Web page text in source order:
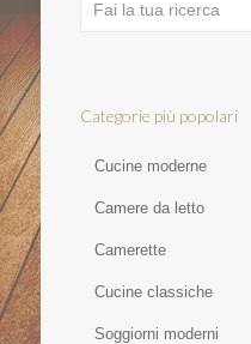
Categorie più popolari
Cucine moderne
Camere da letto
Camerette
Cucine classiche
Soggiorni moderni